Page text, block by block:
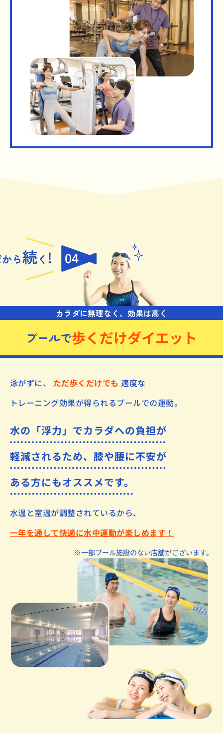
プールで歩くだけダイエット
カラダに無理なく、効果は高く
04
泳がずに、 ただ歩くだけでも適度な
トレーニング効果が得られるプールでの運動。
水の「浮力」でカラダへの負担が
軽減されるため、膝や腰に不安が
ある方にもオススメです。
水温と室温が調整されているから、
一年を通して快適に水中運動が楽しめます！
※一部プール施設のない店舗がございます。